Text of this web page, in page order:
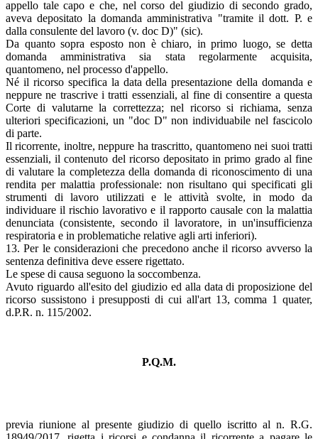
appello tale capo e che, nel corso del giudizio di secondo grado,
aveva depositato la domanda amministrativa "tramite il dott. P. e
dalla consulente del lavoro (v. doc D)" (sic).
Da quanto sopra esposto non è chiaro, in primo luogo, se detta
domanda amministrativa sia stata regolarmente acquisita,
quantomeno, nel processo d'appello.
Né il ricorso specifica la data della presentazione della domanda e
neppure ne trascrive i tratti essenziali, al fine di consentire a questa
Corte di valutarne la correttezza; nel ricorso si richiama, senza
ulteriori specificazioni, un "doc D" non individuabile nel fascicolo
di parte.
Il ricorrente, inoltre, neppure ha trascritto, quantomeno nei suoi tratti
essenziali, il contenuto del ricorso depositato in primo grado al fine
di valutare la completezza della domanda di riconoscimento di una
rendita per malattia professionale: non risultano qui specificati gli
strumenti di lavoro utilizzati e le attività svolte, in modo da
individuare il rischio lavorativo e il rapporto causale con la malattia
denunciata (consistente, secondo il lavoratore, in un'insufficienza
respiratoria e in problematiche relative agli arti inferiori).
13. Per le considerazioni che precedono anche il ricorso avverso la
sentenza definitiva deve essere rigettato.
Le spese di causa seguono la soccombenza.
Avuto riguardo all'esito del giudizio ed alla data di proposizione del
ricorso sussistono i presupposti di cui all'art 13, comma 1 quater,
d.P.R. n. 115/2002.
P.Q.M.
previa riunione al presente giudizio di quello iscritto al n. R.G.